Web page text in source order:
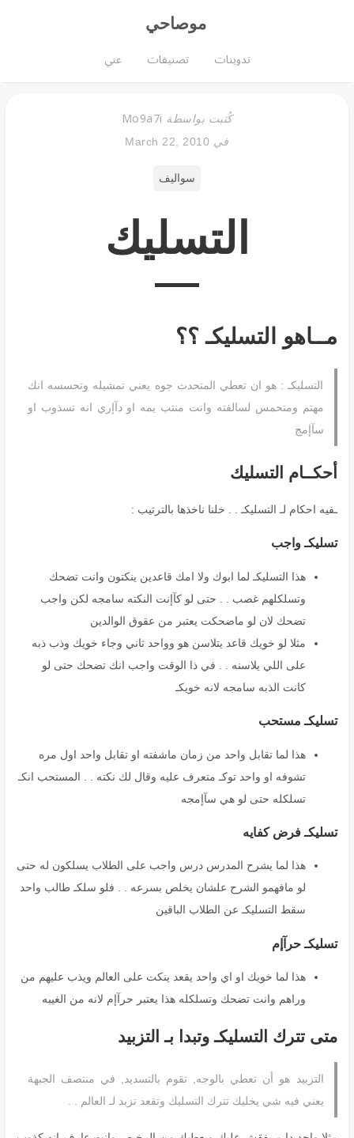
موصاحي
تدوينات تصنيفات عني
كُتبت بواسطة
في March 22, 2010
سواليف
التسليك
مــاهو التسليكـ ؟؟
التسليكـ : هو ان تعطي المتحدث جوه يعني تمشيله وتحسسه انك
مهتم ومتحمس لسالفته وانت منتب يمه او دآإري انه تسذوب او
سآإمج
أحكــام التسليك
ـفيه احكام لـ التسليكـ . . خلنا ناخذها بالترتيب :
تسليكـ واجب
هذا التسليكـ لما ابوك ولا امك قاعدين ينكتون وانت تضحك
وتسلكلهم غصب . . حتى لو كآإنت النكته سامجه لكن واجب
تضحك لان لو ماضحكت يعتبر من عقوق الوالدين
مثلا لو خويك قاعد يتلاسن هو وواحد ثاني وجاء خويك وذب ذبه
على اللي يلاسنه . . في ذا الوقت واجب انك تضحك حتى لو
كانت الذبه سامجه لانه خويكـ
تسليكـ مستحب
هذا لما تقابل واحد من زمان ماشفته او تقابل واحد اول مره
تشوفه او واحد توكـ متعرف عليه وقال لك نكته . . المستحب انكـ
تسلكله حتى لو هي سآإمجه
تسليكـ فرض كفايه
هذا لما يشرح المدرس درس واجب على الطلاب يسلكون له حتى
لو مافهمو الشرح علشان يخلص بسرعه . . فلو سلكـ طالب واحد
سقط التسليكـ عن الطلاب الباقين
تسليكـ حرآإم
هذا لما خويك او اي واحد يقعد ينكت على العالم ويذب عليهم من
وراهم وانت تضحك وتسلكله هذا يعتبر حرآإم لانه من الغيبه
متى تترك التسليكـ وتبدا بـ التزبيد
التزبيد هو أن تعطي بالوجه, تقوم بالتسديد, في منتصف الجبهة
يعني فيه شي يخليك تترك التسليك وتقعد تزبد لـ العالم . .